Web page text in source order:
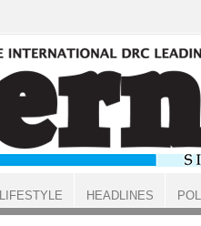
LIFESTYLE HEADLINES